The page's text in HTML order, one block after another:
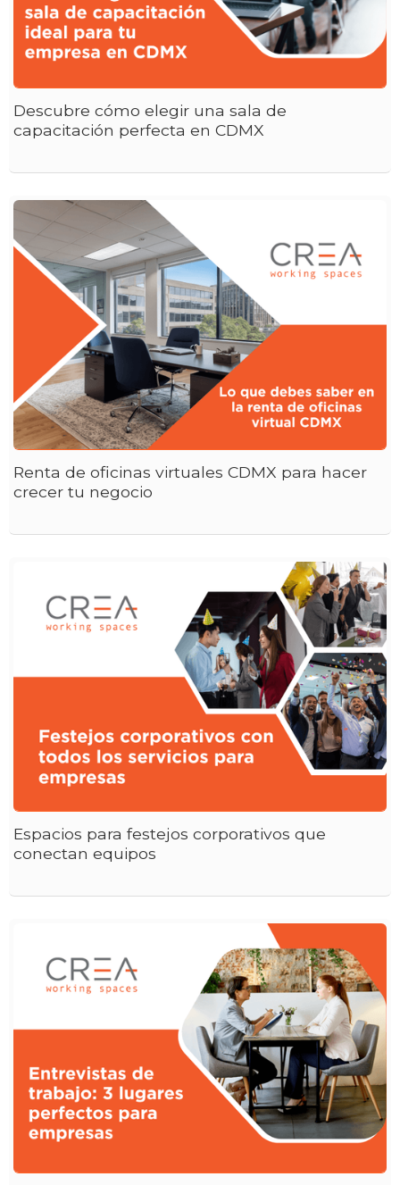
Descubre cómo elegir una sala de
capacitación perfecta en CDMX
Renta de oficinas virtuales CDMX para hacer
crecer tu negocio
Espacios para festejos corporativos que
conectan equipos